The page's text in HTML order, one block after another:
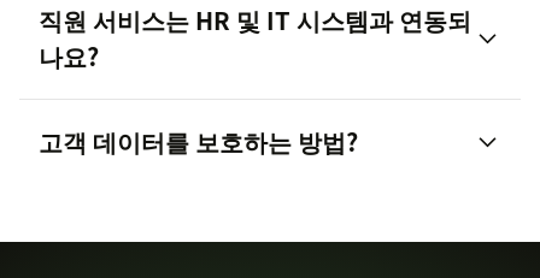
플랜 비교
Zendesk AI에 대해 자세히 알아보기
결제 방법:
은행 계좌(직불), 신용카드나 직불카드 또
는 PayPal. 그 외 결제 유형은 귀사 계정 담당자에게
문의하세요.
지원 통화:현재 Zendesk는 USD, EUR, GBP, BRL을
영업팀에 문의
월간 청구:유연성이 높고, 일반적으로 더 높은 효과
가 있는 월요금.
업그레이드/다운그레이드:서비스 플랜 변경은 청구
기본 플랜:Zendesk 직원 서비스 Suite Professional
플랜의 모든 기능을 14일간 이용할 수 있습니다. 특
정 플랜의 평가판을 사용해 보시려면 연락주세요. 직
직원 서비스는 HR 및 IT 시스템과 연동되
나요?
고객 데이터를 보호하는 방법?